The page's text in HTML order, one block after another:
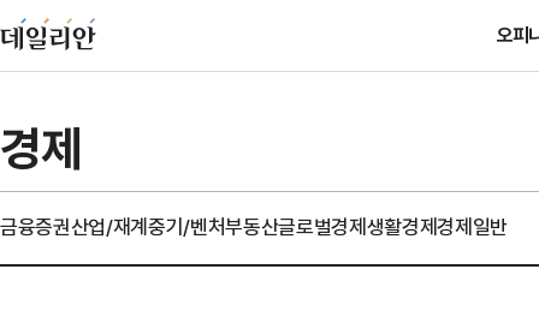
오피
경제
금융증권산업/재계중기/벤처부동산글로벌경제생활경제경제일반